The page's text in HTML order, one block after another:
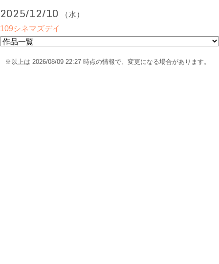
2025/12/10
（水）
109シネマズデイ
※以上は 2026/08/09 22:27 時点の情報で、変更になる場合があります。